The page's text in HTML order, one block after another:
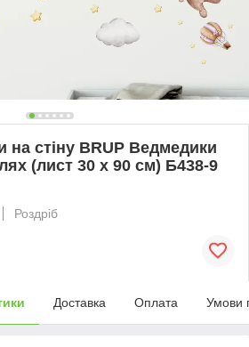
на стіну BRUP Ведмедики
(лист 30 х 90 см) Б438-9
Роздріб
Доставка Оплата Умови